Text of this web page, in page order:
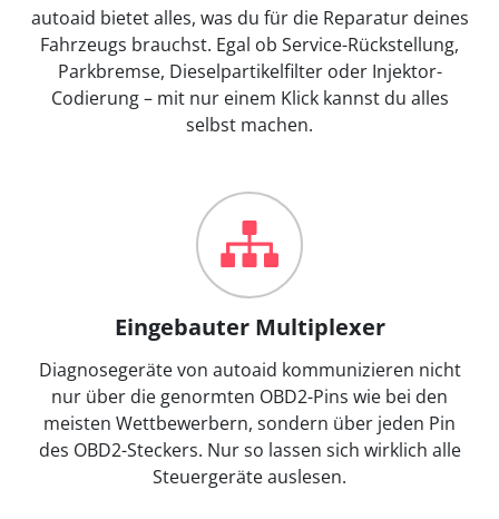
autoaid bietet alles, was du für die Reparatur deines
Fahrzeugs brauchst. Egal ob Service-Rückstellung,
Parkbremse, Dieselpartikelfilter oder Injektor-
Codierung – mit nur einem Klick kannst du alles
selbst machen.
Eingebauter Multiplexer
Diagnosegeräte von autoaid kommunizieren nicht
nur über die genormten OBD2-Pins wie bei den
meisten Wettbewerbern, sondern über jeden Pin
des OBD2-Steckers. Nur so lassen sich wirklich alle
Steuergeräte auslesen.